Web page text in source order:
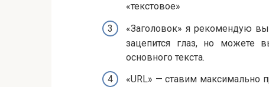
«текстовое»
«Заголовок» я рекомендую
зацепится глаз, но можете
основного текста.
«URL» — ставим максимально